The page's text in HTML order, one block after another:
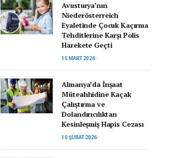
Avusturya’nın
Niederösterreich
Eyaletinde Çocuk Kaçırma
Tehditlerine Karşı Polis
Harekete Geçti
15 MART 2024
Almanya’da İnşaat
Müteahhidine Kaçak
Çalıştırma ve
Dolandırıcılıktan
Kesinleşmiş Hapis Cezası
10 ŞUBAT 2026